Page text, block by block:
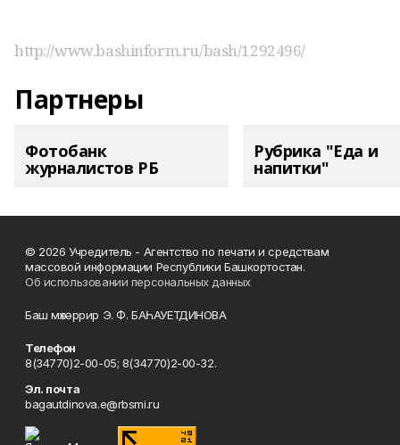
http://www.bashinform.ru/bash/1292496/
Партнеры
Фотобанк
журналистов РБ
Рубрика "Еда и
напитки"
© 2026 Учредитель - Агентство по печати и средствам
массовой информации Республики Башкортостан.
Об использовании персональных данных
Баш мөхәррир Э. Ф. БАҺАУЕТДИНОВА
Телефон
8(34770)2-00-05; 8(34770)2-00-32.
Эл. почта
bagautdinova.e@rbsmi.ru